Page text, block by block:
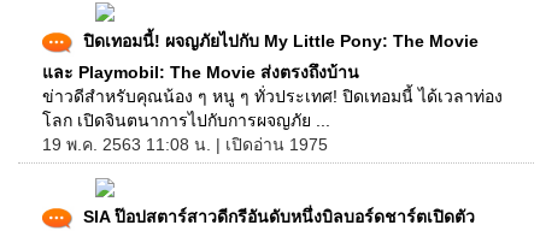
ปิดเทอมนี้! ผจญภัยไปกับ My Little Pony: The Movie
และ Playmobil: The Movie ส่งตรงถึงบ้าน
ข่าวดีสำหรับคุณน้อง ๆ หนู ๆ ทั่วประเทศ! ปิดเทอมนี้ ได้เวลาท่อง
โลก เปิดจินตนาการไปกับการผจญภัย ...
19 พ.ค. 2563 11:08 น. | เปิดอ่าน 1975
SIA ป๊อปสตาร์สาวดีกรีอันดับหนึ่งบิลบอร์ดชาร์ตเปิดตัว